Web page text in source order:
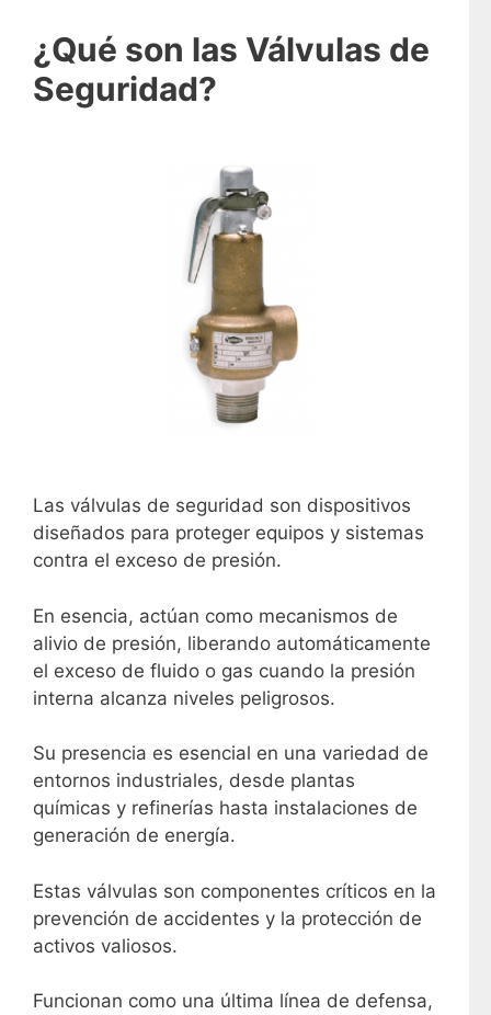
¿Qué son las Válvulas de
Seguridad?
Las válvulas de seguridad son dispositivos
diseñados para proteger equipos y sistemas
contra el exceso de presión.
En esencia, actúan como mecanismos de
alivio de presión, liberando automáticamente
el exceso de fluido o gas cuando la presión
interna alcanza niveles peligrosos.
Su presencia es esencial en una variedad de
entornos industriales, desde plantas
químicas y refinerías hasta instalaciones de
generación de energía.
Estas válvulas son componentes críticos en la
prevención de accidentes y la protección de
activos valiosos.
Funcionan como una última línea de defensa,